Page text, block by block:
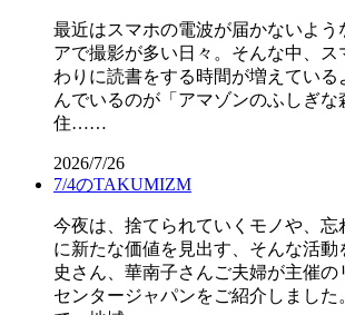
最近はスマホの電波が届かないよう
アで撮影が多い日々。そんな中、ス
わりに読書をする時間が増えている
んでいるのが「アマゾンのふしぎな
住……
2026/7/26
7/4のTAKUMIZM
今夜は、捨てられていくモノや、忘
に新たな価値を見出す、そんな活動
史さん、華南子さんご夫婦が主催の
センタージャパンをご紹介しました